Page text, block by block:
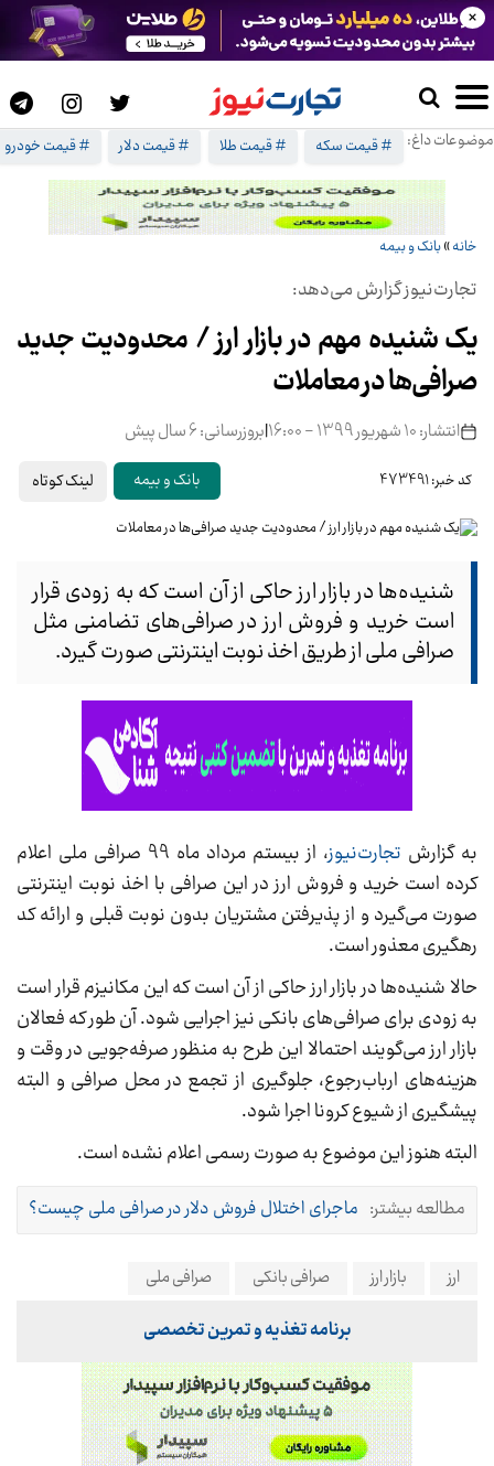
موضوعات داغ: # قیمت سکه # قیمت طلا # قیمت دلار # قیمت خودرو
×
خانه»بانک و بیمه
تجارت‌نیوز گزارش می‌دهد:
یک شنیده مهم در بازار ارز / محدودیت‌ جدید
صرافی‌ها در معاملات
انتشار: 10 شهریور 1399 - 16:00 |بروزرسانی: 6 سال پیش
کد خبر: 473491 بانک و بیمه لینک کوتاه
شنیده‌ها در بازار ارز حاکی از آن است که به زودی قرار
است خرید و فروش ارز در صرافی‌های تضامنی مثل
صرافی ملی از طریق اخذ نوبت اینترنتی صورت گیرد.
به گزارش تجارت‌نیوز
، از بیستم مرداد ماه 99 صرافی ملی اعلام
کرده است خرید و فروش ارز در این صرافی با اخذ نوبت اینترنتی
صورت می‌گیرد و از پذیرفتن مشتریان بدون نوبت قبلی و ارائه کد
رهگیری معذور است.
حالا شنیده‌ها در بازار ارز حاکی از آن است که این مکانیزم قرار است
به زودی برای صرافی‌های بانکی نیز اجرایی شود. آن طور که فعالان
بازار ارز می‌گویند احتمالا این طرح به منظور صرفه‌جویی در وقت و
هزینه‌های ارباب‌رجوع، جلوگیری از تجمع در محل صرافی و البته
پیشگیری از شیوع کرونا اجرا شود.
البته هنوز این موضوع به صورت رسمی اعلام نشده است.
مطالعه بیشتر: ماجرای اختلال فروش دلار در صرافی ملی چیست؟
ارز بازار ارز صرافی بانکی صرافی ملی
برنامه تغذیه و تمرین تخصصی